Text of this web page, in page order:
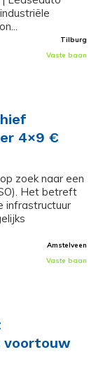
Tilburg
Vaste baan
4×9 €
zoek naar een
Het betreft
infrastructuur
Amstelveen
Vaste baan
voortouw